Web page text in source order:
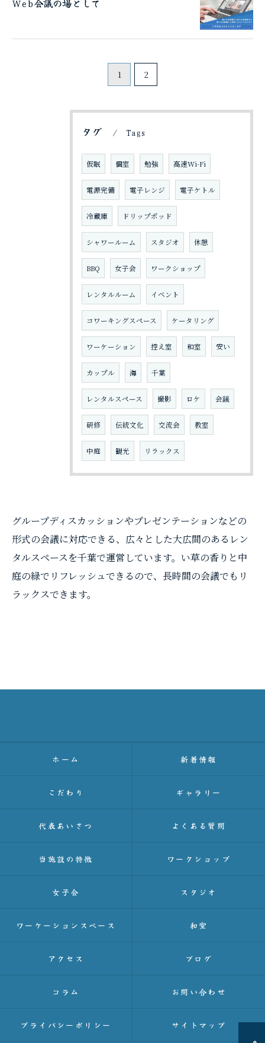
Web会議の場として
1 2
タグ Tags
仮眠 個室 勉強 高速Wi-Fi
電源完備 電子レンジ 電子ケトル
冷蔵庫 ドリップポッド
シャワールーム スタジオ 休憩
BBQ 女子会 ワークショップ
レンタルルーム イベント
コワーキングスペース ケータリング
ワーケーション 控え室 和室 安い
カップル 海 千葉
レンタルスペース 撮影 ロケ 会議
研修 伝統文化 交流会 教室
中庭 観光 リラックス
グループディスカッションやプレゼンテーションなどの
形式の会議に対応できる、広々とした大広間のあるレン
タルスペースを千葉で運営しています。い草の香りと中
庭の緑でリフレッシュできるので、長時間の会議でもリ
ラックスできます。
ホーム 新着情報
こだわり ギャラリー
代表あいさつ よくある質問
当施設の特徴 ワークショップ
女子会 スタジオ
ワーケーションスペース 和室
アクセス ブログ
コラム お問い合わせ
プライバシーポリシー サイトマップ
ご予約はこちら